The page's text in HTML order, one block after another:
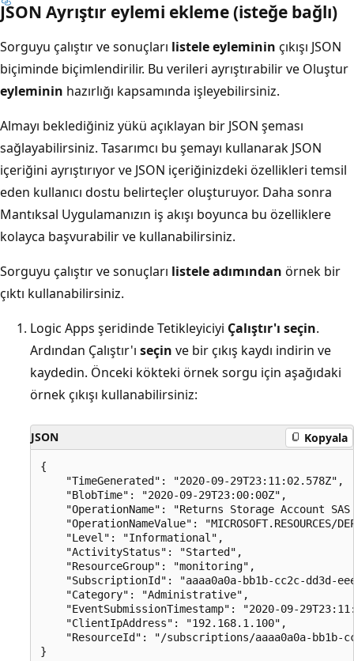
JSON Ayrıştır eylemi ekleme (isteğe bağlı)
Sorguyu çalıştır ve sonuçları listele eyleminin çıkışı JSON
biçiminde biçimlendirilir. Bu verileri ayrıştırabilir ve Oluştur
eyleminin hazırlığı kapsamında işleyebilirsiniz.
Almayı beklediğiniz yükü açıklayan bir JSON şeması
sağlayabilirsiniz. Tasarımcı bu şemayı kullanarak JSON
içeriğini ayrıştırıyor ve JSON içeriğinizdeki özellikleri temsil
eden kullanıcı dostu belirteçler oluşturuyor. Daha sonra
Mantıksal Uygulamanızın iş akışı boyunca bu özelliklere
kolayca başvurabilir ve kullanabilirsiniz.
Sorguyu çalıştır ve sonuçları listele adımından örnek bir
çıktı kullanabilirsiniz.
Logic Apps şeridinde Tetikleyiciyi Çalıştır'ı seçin.
Ardından Çalıştır'ı seçin ve bir çıkış kaydı indirin ve
kaydedin. Önceki kökteki örnek sorgu için aşağıdaki
örnek çıkışı kullanabilirsiniz:
JSON Kopyala
{
    "TimeGenerated": "2020-09-29T23:11:02.578Z",
    "BlobTime": "2020-09-29T23:00:00Z",
"OperationName": "Returns Storage Account SAS
"OperationNameValue": "MICROSOFT.RESOURCES/
    "Level": "Informational",
    "ActivityStatus": "Started",
    "ResourceGroup": "monitoring",
"SubscriptionId": "aaaa0a0a-bb1b-cc2c-dd3d-
    "Category": "Administrative",
"EventSubmissionTimestamp": "2020-09-
    "ClientIpAddress": "192.168.1.100",
"ResourceId": "/subscriptions/aaaa0a0a-bb1b-